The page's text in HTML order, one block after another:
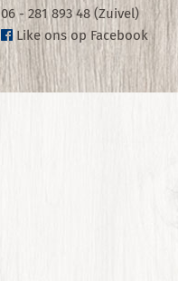
06 - 281 893 48 (Zuivel)
Like ons op Facebook